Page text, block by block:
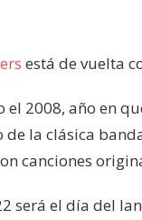
está de vuelta
el 2008, año en
la clásica
canciones
será el día del